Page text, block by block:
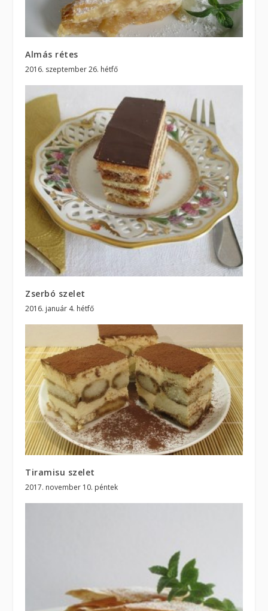
Almás rétes
2016. szeptember 26. hétfő
Zserbó szelet
2016. január 4. hétfő
Tiramisu szelet
2017. november 10. péntek